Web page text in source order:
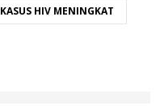
KASUS HIV MENINGKAT